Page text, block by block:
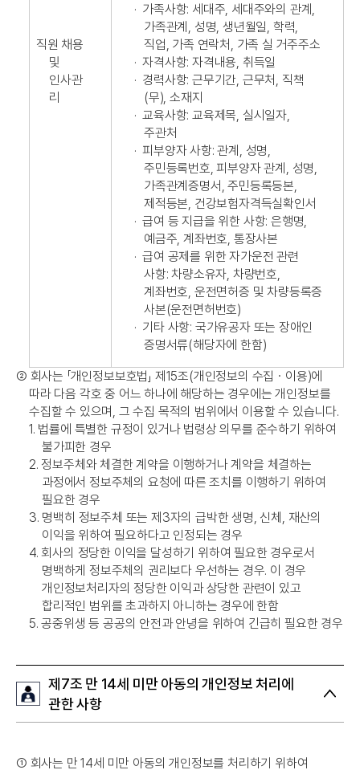
직원 채용
및
인사관
리
· 가족사항: 세대주, 세대주와의 관계,
가족관계, 성명, 생년월일, 학력,
직업, 가족 연락처, 가족 실 거주주소
· 자격사항: 자격내용, 취득일
· 경력사항: 근무기간, 근무처, 직책
(무), 소재지
· 교육사항: 교육제목, 실시일자,
주관처
· 피부양자 사항: 관계, 성명,
주민등록번호, 피부양자 관계, 성명,
가족관계증명서, 주민등록등본,
제적등본, 건강보험자격득실확인서
· 급여 등 지급을 위한 사항: 은행명,
예금주, 계좌번호, 통장사본
· 급여 공제를 위한 자가운전 관련
사항: 차량소유자, 차량번호,
계좌번호, 운전면허증 및 차량등록증
사본(운전면허번호)
· 기타 사항: 국가유공자 또는 장애인
증명서류(해당자에 한함)
➁ 회사는 「개인정보보호법」 제15조(개인정보의 수집ㆍ이용)에
따라 다음 각호 중 어느 하나에 해당하는 경우에는 개인정보를
수집할 수 있으며, 그 수집 목적의 범위에서 이용할 수 있습니다.
1. 법률에 특별한 규정이 있거나 법령상 의무를 준수하기 위하여
불가피한 경우
2. 정보주체와 체결한 계약을 이행하거나 계약을 체결하는
과정에서 정보주체의 요청에 따른 조치를 이행하기 위하여
필요한 경우
3. 명백히 정보주체 또는 제3자의 급박한 생명, 신체, 재산의
이익을 위하여 필요하다고 인정되는 경우
4. 회사의 정당한 이익을 달성하기 위하여 필요한 경우로서
명백하게 정보주체의 권리보다 우선하는 경우. 이 경우
개인정보처리자의 정당한 이익과 상당한 관련이 있고
합리적인 범위를 초과하지 아니하는 경우에 한함
5.공중위생 등 공공의 안전과 안녕을 위하여 긴급히 필요한 경우
제7조 만 14세 미만 아동의 개인정보 처리에
관한 사항
➀ 회사는 만 14세 미만 아동의 개인정보를 처리하기 위하여